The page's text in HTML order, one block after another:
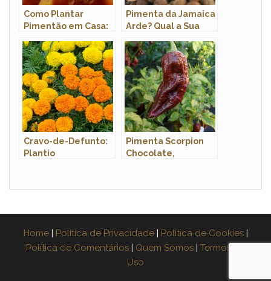
Como Plantar
Pimentão em Casa:
Passo a Passo
Pimenta da Jamaica
Arde? Qual a Sua
Científico?
Cravo-de-Defunto:
Plantio
Pimenta Scorpion
Chocolate,
Home | Política de Privacidade | Política de Cookies |
Política de Comentários | Quem Somos | Termos de
Uso